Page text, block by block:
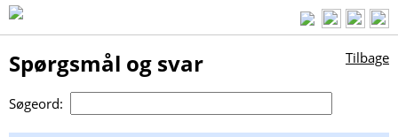
Spørgsmål og svar Tilbage
Søgeord: